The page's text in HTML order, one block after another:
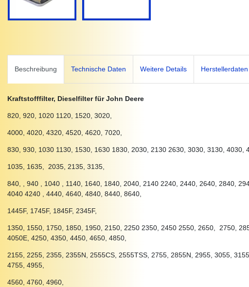
Beschreibung Technische Daten Weitere Details Herstellerdaten
Kraftstofffilter, Dieselfilter für John Deere
820, 920, 1020 1120, 1520, 3020,
4000, 4020, 4320, 4520, 4620, 7020,
830, 930, 1030 1130, 1530, 1630 1830, 2030, 2130 2630, 3030, 3130, 4030,
1035, 1635, 2035, 2135, 3135,
840, , 940 , 1040 , 1140, 1640, 1840, 2040, 2140 2240, 2440, 2640, 2840,
4040 4240 , 4440, 4640, 4840, 8440, 8640,
1445F, 1745F, 1845F, 2345F,
1350, 1550, 1750, 1850, 1950, 2150, 2250 2350, 2450 2550, 2650, 2750,
4050E, 4250, 4350, 4450, 4650, 4850,
2155, 2255, 2355, 2355N, 2555CS, 2555TSS, 2755, 2855N, 2955, 3055,
4755, 4955,
4560, 4760, 4960,